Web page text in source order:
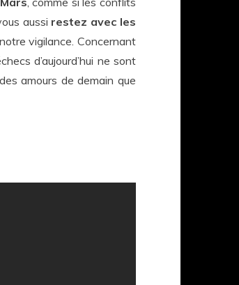
aussi restez avec les
vigilance. Concernant
d’aujourd’hui ne sont
amours de demain que